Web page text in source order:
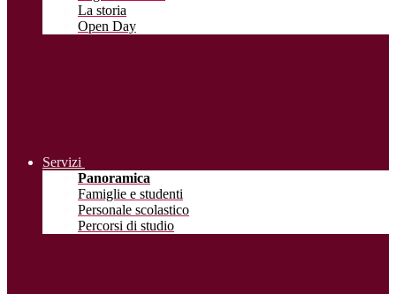
La storia
Open Day
Servizi
Panoramica
Famiglie e studenti
Personale scolastico
Percorsi di studio